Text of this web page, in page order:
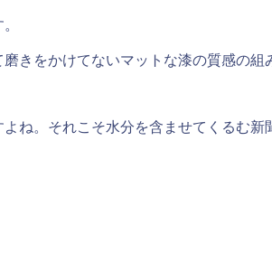
きをかけてないマットな漆の質感の組
ね。それこそ水分を含ませてくるむ